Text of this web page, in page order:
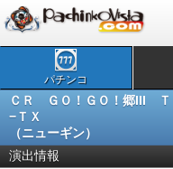
パチンコ
ＣＲ ＧＯ！ＧＯ！郷III
−ＴＸ
（ニューギン）
演出情報